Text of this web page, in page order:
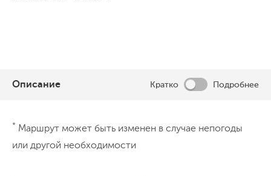
Описание Кратко Подробнее
Самолёт приземляется в аэропорте
* Маршрут может быть изменен в случае непогоды
или другой необходимости